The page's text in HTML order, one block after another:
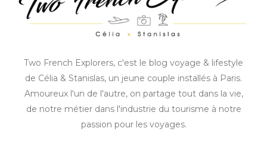
Two French Explorers, c'est le blog voyage & lifestyle
de Célia & Stanislas, un jeune couple installés à Paris.
Amoureux l'un de l'autre, on partage tout dans la vie,
de notre métier dans l'industrie du tourisme à notre
passion pour les voyages.